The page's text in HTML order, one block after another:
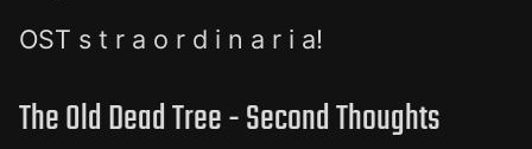
OST s t r a o r d i n a r i a!
The Old Dead Tree - Second Thoughts